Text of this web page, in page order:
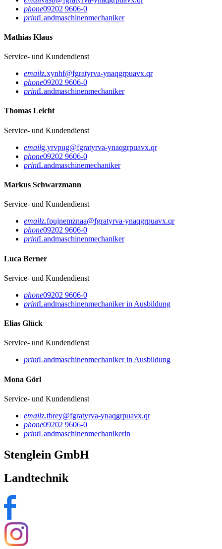
phone09202 9606-0
printLandmaschinenmechaniker
Mathias Klaus
Service- und Kundendienst
emailz.xynhf@fgratyrva-ynaqgrpuavx.qr
phone09202 9606-0
printLandmaschinenmechaniker
Thomas Leicht
Service- und Kundendienst
emailg.yrvpug@fgratyrva-ynaqgrpuavx.qr
phone09202 9606-0
printLandmaschinemechaniker
Markus Schwarzmann
Service- und Kundendienst
emailz.fpujnemznaa@fgratyrva-ynaqgrpuavx.qr
phone09202 9606-0
printLandmaschinenmechaniker
Luca Berner
Service- und Kundendienst
phone09202 9606-0
printLandmaschinenmechaniker in Ausbildung
Elias Glück
Service- und Kundendienst
printLandmaschinenmechaniker in Ausbildung
Mona Görl
Service- und Kundendienst
emailz.tbrey@fgratyrva-ynaqgrpuavx.qr
phone09202 9606-0
printLandmaschinenmechanikerin
Stenglein GmbH
Landtechnik